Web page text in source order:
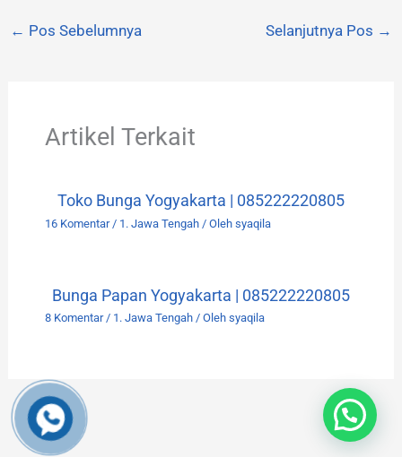
← Pos Sebelumnya Selanjutnya Pos →
Artikel Terkait
Toko Bunga Yogyakarta | 085222220805
16 Komentar / 1. Jawa Tengah/ Oleh syaqila
Bunga Papan Yogyakarta | 085222220805
8 Komentar / 1. Jawa Tengah/ Oleh syaqila